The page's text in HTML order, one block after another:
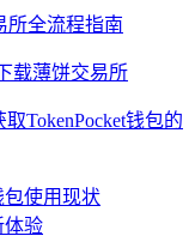
所全流程指南
载薄饼交易所
TokenPocket钱包的
使用现状
体验